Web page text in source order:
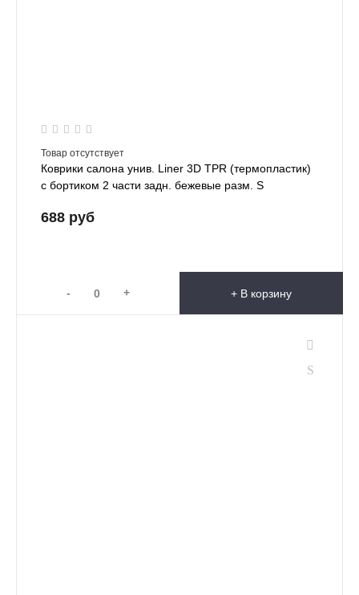
Товар отсутствует
Коврики салона унив. Liner 3D TPR (термопластик)
с бортиком 2 части задн. бежевые разм. S
688 руб
- + + В корзину